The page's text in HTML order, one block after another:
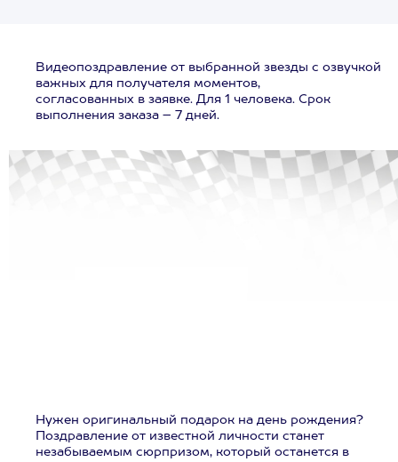
Видеопоздравление от выбранной звезды с озвучкой
важных для получателя моментов,
согласованных в заявке. Для 1 человека. Срок
выполнения заказа – 7 дней.
Нужен оригинальный подарок на день рождения?
Поздравление от известной личности станет
незабываемым сюрпризом, который останется в